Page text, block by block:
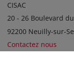
CISAC
20 - 26 Boulevard
92200 Neuilly-sur-
Contactez nous